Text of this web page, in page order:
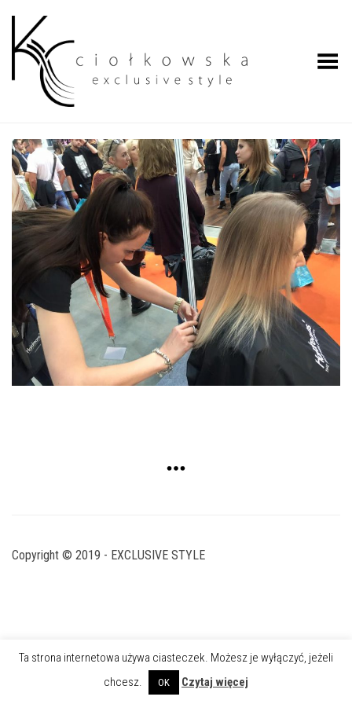
Przełącz menu
Copyright © 2019 - EXCLUSIVE STYLE
Ta strona internetowa używa ciasteczek. Możesz je wyłączyć, jeżeli
chcesz.
OK Czytaj więcej